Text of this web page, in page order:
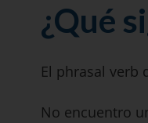
¿Qué
El phrasal verb
No encuentro